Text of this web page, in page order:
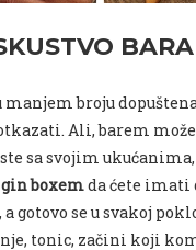
manjem broju
Ali, barem
sa svojim
boxemda ćete imati
a gotovo se u svakoj
tonic, začini koji